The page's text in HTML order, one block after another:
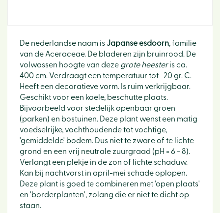
De nederlandse naam is Japanse esdoorn, familie
van de Aceraceae. De bladeren zijn bruinrood. De
volwassen hoogte van deze grote heesteris ca.
400 cm. Verdraagt een temperatuur tot -20 gr. C.
Heeft een decoratieve vorm. Is ruim verkrijgbaar.
Geschikt voor een koele, beschutte plaats.
Bijvoorbeeld voor stedelijk openbaar groen
(parken) en bostuinen. Deze plant wenst een matig
voedselrijke, vochthoudende tot vochtige,
'gemiddelde' bodem. Dus niet te zware of te lichte
grond en een vrij neutrale zuurgraad (pH = 6 - 8).
Verlangt een plekje in de zon of lichte schaduw.
Kan bij nachtvorst in april-mei schade oplopen.
Deze plant is goed te combineren met 'open plaats'
en 'borderplanten', zolang die er niet te dicht op
staan.